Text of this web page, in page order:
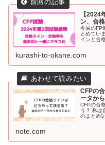
【2024
ン、合
今回のFP
とめてい
インと合
kurashi-to-okane.com
CFPの
ータか
CFPの合
う？ 私は
のまとめ
note.com